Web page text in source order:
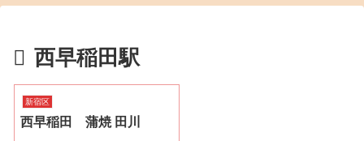
西早稲田駅
新宿区
西早稲田 蒲焼 田川